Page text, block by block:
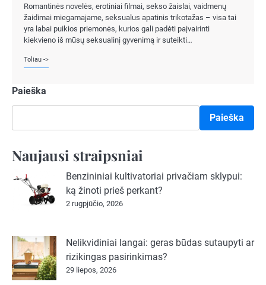
Romantinės novelės, erotiniai filmai, sekso žaislai, vaidmenų
žaidimai miegamajame, seksualus apatinis trikotažas – visa tai
yra labai puikios priemonės, kurios gali padėti paįvairinti
kiekvieno iš mūsų seksualinį gyvenimą ir suteikti…
Toliau ->
Paieška
Paieška
Naujausi straipsniai
Benzininiai kultivatoriai privačiam sklypui:
ką žinoti prieš perkant?
2 rugpjūčio, 2026
Nelikvidiniai langai: geras būdas sutaupyti ar
rizikingas pasirinkimas?
29 liepos, 2026